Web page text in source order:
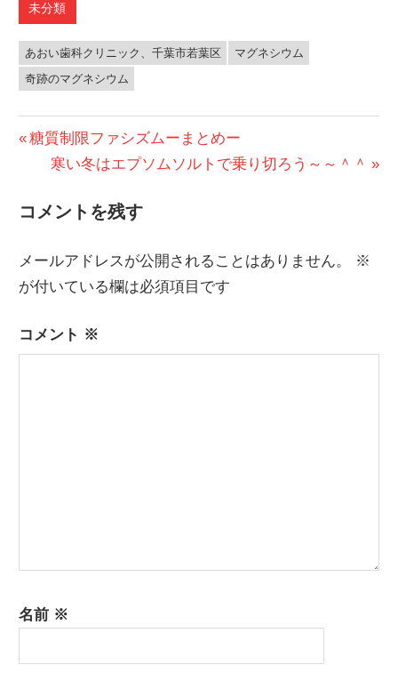
未分類
あおい歯科クリニック、千葉市若葉区
マグネシウム
奇跡のマグネシウム
投
ナ
ゲ
シ
前
稿:
糖質制限ファシズムーまとめー
次
投
寒い冬はエプソムソルトで乗り切ろう～～＾＾
コメントを残す
メールアドレスが公開されることはありません。
※
が付いている欄は必須項目です
コメント ※
名前 ※